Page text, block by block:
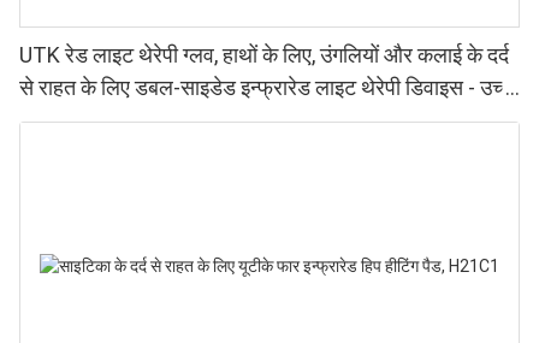
UTK रेड लाइट थेरेपी ग्लव, हाथों के लिए, उंगलियों और कलाई के दर्द
से राहत के लिए डबल-साइडेड इन्फ्रारेड लाइट थेरेपी डिवाइस - उच्च
प्रदर्शन वाले 660 850nm LED, 4 चिप्स इन 1, घर पर रेड लाइट